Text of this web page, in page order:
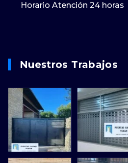
Horario Atención 24 horas
Nuestros Trabajos